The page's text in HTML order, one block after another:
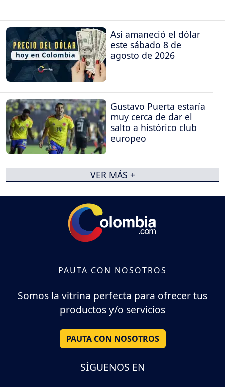
Así amaneció el dólar
este sábado 8 de
agosto de 2026
Gustavo Puerta estaría
muy cerca de dar el
salto a histórico club
europeo
VER MÁS +
PAUTA CON NOSOTROS
Somos la vitrina perfecta para ofrecer tus
productos y/o servicios
PAUTA CON NOSOTROS
SÍGUENOS EN